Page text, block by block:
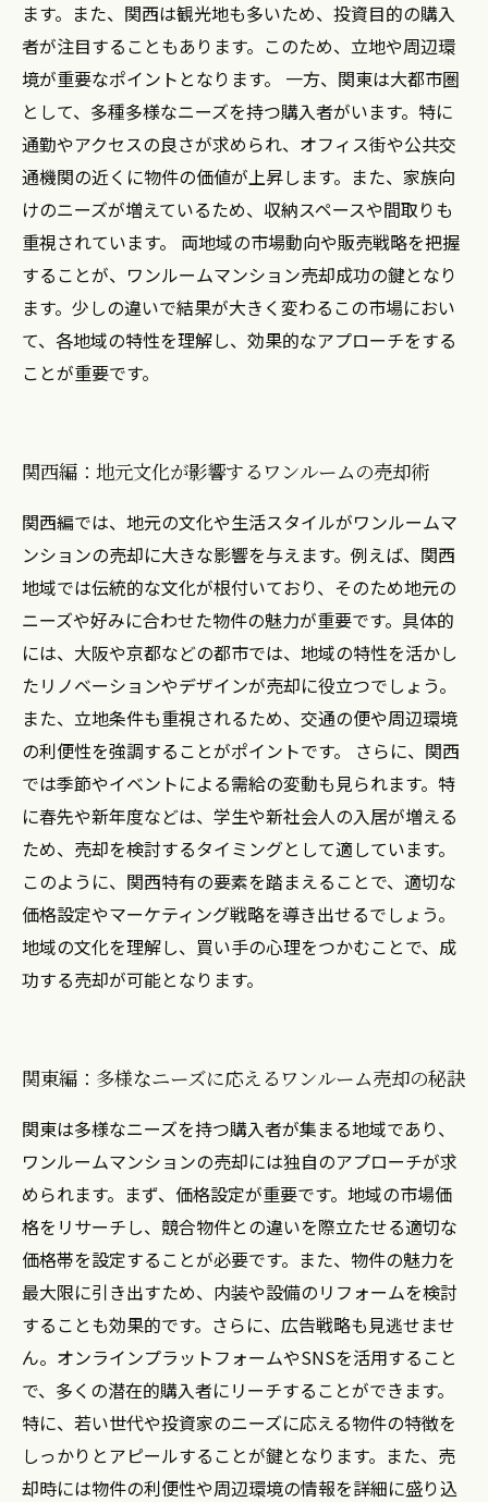
ます。また、関西は観光地も多いため、投資目的の購入
者が注目することもあります。このため、立地や周辺環
境が重要なポイントとなります。 一方、関東は大都市圏
として、多種多様なニーズを持つ購入者がいます。特に
通勤やアクセスの良さが求められ、オフィス街や公共交
通機関の近くに物件の価値が上昇します。また、家族向
けのニーズが増えているため、収納スペースや間取りも
重視されています。 両地域の市場動向や販売戦略を把握
することが、ワンルームマンション売却成功の鍵となり
ます。少しの違いで結果が大きく変わるこの市場におい
て、各地域の特性を理解し、効果的なアプローチをする
ことが重要です。
関西編：地元文化が影響するワンルームの売却術
関西編では、地元の文化や生活スタイルがワンルームマ
ンションの売却に大きな影響を与えます。例えば、関西
地域では伝統的な文化が根付いており、そのため地元の
ニーズや好みに合わせた物件の魅力が重要です。具体的
には、大阪や京都などの都市では、地域の特性を活かし
たリノベーションやデザインが売却に役立つでしょう。
また、立地条件も重視されるため、交通の便や周辺環境
の利便性を強調することがポイントです。 さらに、関西
では季節やイベントによる需給の変動も見られます。特
に春先や新年度などは、学生や新社会人の入居が増える
ため、売却を検討するタイミングとして適しています。
このように、関西特有の要素を踏まえることで、適切な
価格設定やマーケティング戦略を導き出せるでしょう。
地域の文化を理解し、買い手の心理をつかむことで、成
功する売却が可能となります。
関東編：多様なニーズに応えるワンルーム売却の秘訣
関東は多様なニーズを持つ購入者が集まる地域であり、
ワンルームマンションの売却には独自のアプローチが求
められます。まず、価格設定が重要です。地域の市場価
格をリサーチし、競合物件との違いを際立たせる適切な
価格帯を設定することが必要です。また、物件の魅力を
最大限に引き出すため、内装や設備のリフォームを検討
することも効果的です。さらに、広告戦略も見逃せませ
ん。オンラインプラットフォームやSNSを活用すること
で、多くの潜在的購入者にリーチすることができます。
特に、若い世代や投資家のニーズに応える物件の特徴を
しっかりとアピールすることが鍵となります。また、売
却時には物件の利便性や周辺環境の情報を詳細に盛り込